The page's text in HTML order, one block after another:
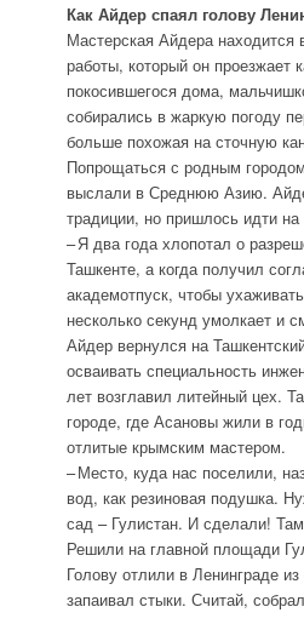
Как Айдер спаял голову
Мастерская Айдера
работы, который он проезжает
покосившегося дома,
собирались в жаркую погоду
больше похожая на сточную
Попрощаться с родным
выслали в Среднюю Азию.
традиции, но пришлось идти на
– Я два года хлопотал о
Ташкенте, а когда получил
академотпуск, чтобы
несколько секунд умолкает и
Айдер вернулся на
осваивать специальность
лет возглавил литейный цех.
городе, где Асановы жили в
отлитые крымским мастером.
– Место, куда нас поселили,
вод, как резиновая подушка.
сад – Гулистан. И сделали!
Решили на главной площади
Голову отлили в Ленинграде
запаивал стыки. Считай,